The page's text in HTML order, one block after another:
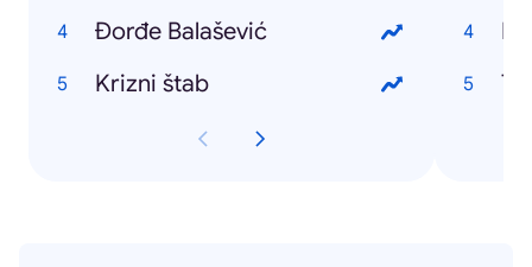
Đorđe Balašević
Krizni štab